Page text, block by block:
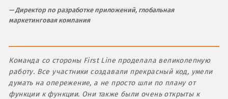
Директор по разработке приложений, глобальная
маркетинговая компания
Команда со стороны First Line проделала великолепную
работу. Все участники создавали прекрасный код, умели
думать на опережение, а не просто шли по плану от
функции к функции. Они также были очень открыты к